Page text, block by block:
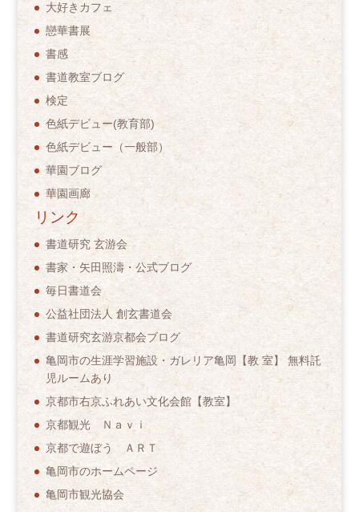
大好きカフェ
戀華書展
書感
書道教室ブログ
検定
色紙デビュー(教育部)
色紙デビュー（一般部）
華園ブログ
華園画廊
リンク
書道研究 玄游会
書家・矢田照濤・公式ブログ
毎日書道会
公益社団法人 創玄書道会
書道研究玄游京都会ブログ
亀岡市の生涯学習施設・ガレリア亀岡【教 室】 無料託
児ルームあり
京都市右京ふれあい文化会館【教室】
京都観光 Ｎａｖｉ
京都で遊ぼう ＡＲＴ
亀岡市のホームページ
亀岡市観光協会